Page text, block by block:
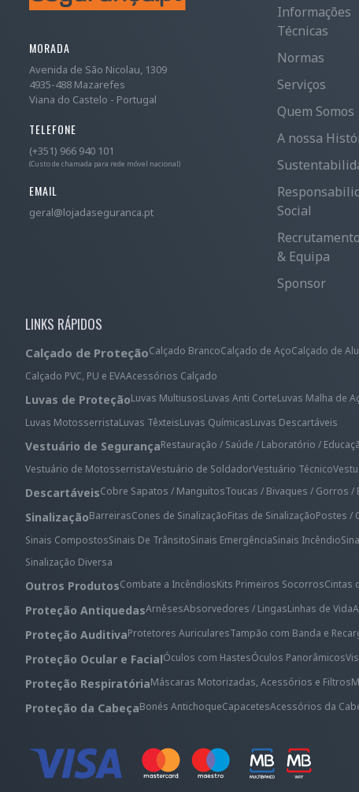
MORADA
Avenida de São Nicolau, 1309
4935-488 Mazarefes
Viana do Castelo - Portugal
TELEFONE
(+351) 966 940 101
(Custo de chamada para rede móvel nacional)
EMAIL
geral@lojadaseguranca.pt
Informações
Técnicas
Normas
Serviços
Quem Somos
A nossa
Social
Recrutamento
& Equipa
Sponsor
LINKS RÁPIDOS
Calçado de ProteçãoCalçado BrancoCalçado de AçoCalçado de
Calçado PVC, PU e EVAAcessórios Calçado
Luvas de ProteçãoLuvas MultiusosLuvas Anti CorteLuvas Malha de
Luvas MotosserristaLuvas TêxteisLuvas QuímicasLuvas Descartáveis
Vestuário de SegurançaRestauração / Saúde / Laboratório /
Vestuário de MotosserristaVestuário de SoldadorVestuário Técnico
DescartáveisCobre Sapatos / ManguitosToucas / Bivaques / Gorros /
SinalizaçãoBarreirasCones de SinalizaçãoFitas de SinalizaçãoPostes /
Sinais CompostosSinais De TrânsitoSinais EmergênciaSinais Incêndio
Sinalização Diversa
Outros ProdutosCombate a IncêndiosKits Primeiros SocorrosCintas
Proteção AntiquedasArnêsesAbsorvedores / LingasLinhas de Vida
Proteção AuditivaProtetores AuricularesTampão com Banda e
Proteção Ocular e FacialÓculos com HastesÓculos Panorâmicos
Proteção RespiratóriaMáscaras Motorizadas, Acessórios e Filtros
Proteção da CabeçaBonés AntichoqueCapacetesAcessórios da